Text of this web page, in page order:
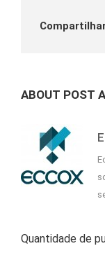
ABOUT POST
Quantidade de